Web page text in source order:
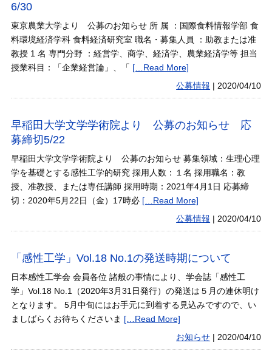
6/30
東京農業大学より 公募のお知らせ 所 属 ：国際食料情報学部 食
料環境経済学科 食料経済研究室 職名・募集人員 ：助教または准
教授 1 名 専門分野 ：経営学、商学、経済学、農業経済学等 担当
授業科目：「企業経営論」、「 […Read More]
公募情報 |2020/04/10
早稲田大学文学学術院より 公募のお知らせ 応
募締切5/22
早稲田大学文学学術院より 公募のお知らせ 募集領域：生理心理
学を基礎とする感性工学的研究 採用人数：１名 採用職名：教
授、准教授、または専任講師 採用時期：2021年4月1日 応募締
切：2020年5月22日（金）17時必 […Read More]
公募情報 |2020/04/10
「感性工学」Vol.18 No.1の発送時期について
日本感性工学会 会員各位 諸般の事情により、学会誌「感性工
学」Vol.18 No.1（2020年3月31日発行）の発送は５月の連休明け
となります。 5月中旬にはお手元に到着する見込みですので、い
ましばらくお待ちくださいま […Read More]
お知らせ |2020/04/10